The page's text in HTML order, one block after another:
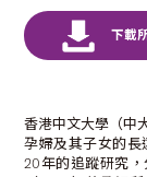
香港中文大學（中
孕婦及其子女的長
20年的追蹤研究